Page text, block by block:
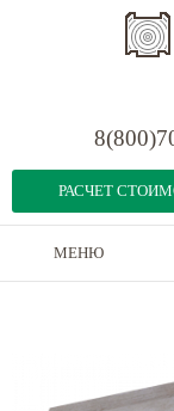
РАСЧЕТ
МЕНЮ